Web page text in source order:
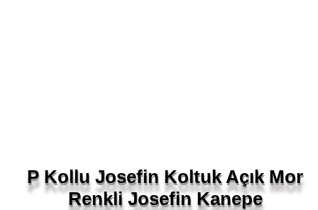
P Kollu Josefin Koltuk Açık Mor
Renkli Josefin Kanepe